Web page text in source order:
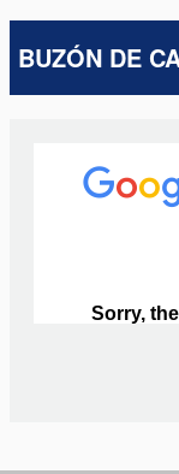
BUZÓN DE